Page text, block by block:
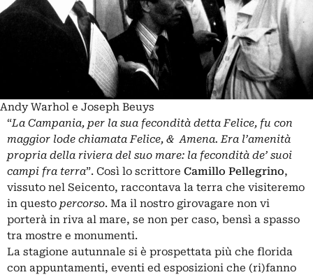
Andy Warhol e Joseph Beuys
“La Campania, per la sua fecondità detta Felice, fu con
maggior lode chiamata Felice, & Amena. Era l’amenità
propria della riviera del suo mare: la fecondità de’ suoi
campi fra terra”. Così lo scrittore Camillo Pellegrino,
vissuto nel Seicento, raccontava la terra che visiteremo
in questo percorso. Ma il nostro girovagare non vi
porterà in riva al mare, se non per caso, bensì a spasso
tra mostre e monumenti.
La stagione autunnale si è prospettata più che florida
con appuntamenti, eventi ed esposizioni che (ri)fanno